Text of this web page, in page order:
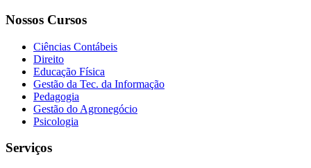
Nossos Cursos
Ciências Contábeis
Direito
Educação Física
Gestão da Tec. da Informação
Pedagogia
Gestão do Agronegócio
Psicologia
Serviços